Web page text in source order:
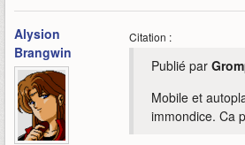
Alysion
Brangwin
Citation :
Publié par
Mobile et
immondice. Ca